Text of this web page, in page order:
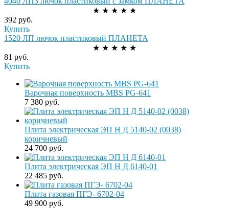
★ ★ ★ ★ ★
392 руб.
Купить
1520 ЛП лючок пластиковый ПЛАНЕТА
★ ★ ★ ★ ★
81 руб.
Купить
Варочная поверхность MBS PG-641
7 380 руб.
Плита электрическая ЭП Н Д 5140-02 (0038)
коричневый
24 700 руб.
Плита электрическая ЭП Н Д 6140-01
22 485 руб.
Плита газовая ПГЭ- 6702-04
49 900 руб.